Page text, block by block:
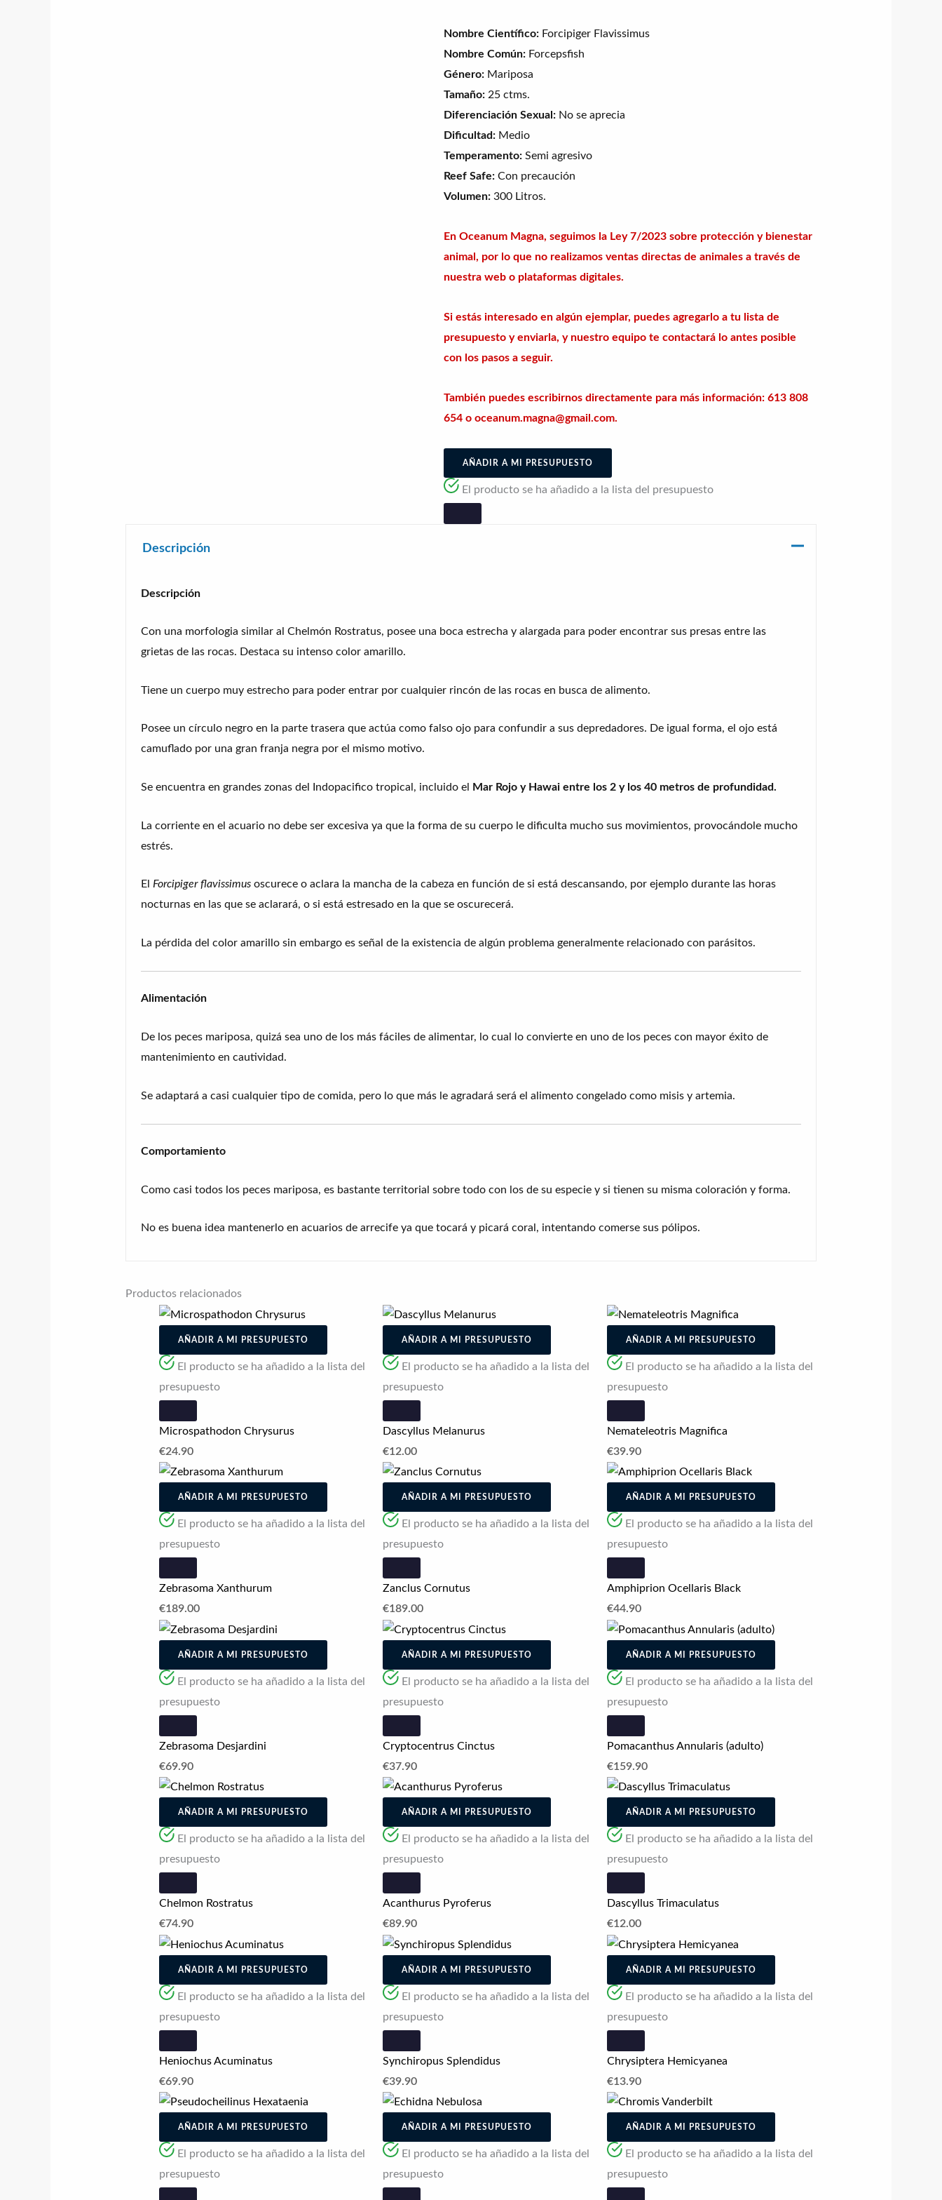
Nombre Científico: Forcipiger Flavissimus
Nombre Común: Forcepsfish
Género: Mariposa
Tamaño: 25 ctms.
Diferenciación Sexual: No se aprecia
Dificultad: Medio
Temperamento: Semi agresivo
Reef Safe: Con precaución
Volumen: 300 Litros.
En Oceanum Magna, seguimos la Ley 7/2023 sobre protección y bienestar
animal, por lo que no realizamos ventas directas de animales a través de
nuestra web o plataformas digitales.
Si estás interesado en algún ejemplar, puedes agregarlo a tu lista de
presupuesto y enviarla, y nuestro equipo te contactará lo antes posible
con los pasos a seguir.
También puedes escribirnos directamente para más información: 613 808
654 o oceanum.magna@gmail.com.
AÑADIR A MI PRESUPUESTO
El producto se ha añadido a la lista del presupuesto
Descripción
Descripción
Con una morfologia similar al Chelmón Rostratus, posee una boca estrecha y alargada para poder encontrar sus presas entre las
grietas de las rocas. Destaca su intenso color amarillo.
Tiene un cuerpo muy estrecho para poder entrar por cualquier rincón de las rocas en busca de alimento.
Posee un círculo negro en la parte trasera que actúa como falso ojo para confundir a sus depredadores. De igual forma, el ojo está
camuflado por una gran franja negra por el mismo motivo.
Se encuentra en grandes zonas del Indopacifico tropical, incluido el Mar Rojo y Hawai entre los 2 y los 40 metros de profundidad.
La corriente en el acuario no debe ser excesiva ya que la forma de su cuerpo le dificulta mucho sus movimientos, provocándole mucho
estrés.
El Forcipiger flavissimusoscurece o aclara la mancha de la cabeza en función de si está descansando, por ejemplo durante las horas
nocturnas en las que se aclarará, o si está estresado en la que se oscurecerá.
La pérdida del color amarillo sin embargo es señal de la existencia de algún problema generalmente relacionado con parásitos.
Alimentación
De los peces mariposa, quizá sea uno de los más fáciles de alimentar, lo cual lo convierte en uno de los peces con mayor éxito de
mantenimiento en cautividad.
Se adaptará a casi cualquier tipo de comida, pero lo que más le agradará será el alimento congelado como misis y artemia.
Comportamiento
Como casi todos los peces mariposa, es bastante territorial sobre todo con los de su especie y si tienen su misma coloración y forma.
No es buena idea mantenerlo en acuarios de arrecife ya que tocará y picará coral, intentando comerse sus pólipos.
Productos relacionados
AÑADIR A MI PRESUPUESTO
El producto se ha añadido a la lista del
presupuesto
Microspathodon Chrysurus
€24.90
AÑADIR A MI PRESUPUESTO
El producto se ha añadido a la lista del
presupuesto
Dascyllus Melanurus
€12.00
AÑADIR A MI PRESUPUESTO
El producto se ha añadido a la lista del
presupuesto
Nemateleotris Magnifica
€39.90
AÑADIR A MI PRESUPUESTO
El producto se ha añadido a la lista del
presupuesto
Zebrasoma Xanthurum
€189.00
AÑADIR A MI PRESUPUESTO
El producto se ha añadido a la lista del
presupuesto
Zanclus Cornutus
€189.00
AÑADIR A MI PRESUPUESTO
El producto se ha añadido a la lista del
presupuesto
Amphiprion Ocellaris Black
€44.90
AÑADIR A MI PRESUPUESTO
El producto se ha añadido a la lista del
presupuesto
Zebrasoma Desjardini
€69.90
AÑADIR A MI PRESUPUESTO
El producto se ha añadido a la lista del
presupuesto
Cryptocentrus Cinctus
€37.90
AÑADIR A MI PRESUPUESTO
El producto se ha añadido a la lista del
presupuesto
Pomacanthus Annularis (adulto)
€159.90
AÑADIR A MI PRESUPUESTO
El producto se ha añadido a la lista del
presupuesto
Chelmon Rostratus
€74.90
AÑADIR A MI PRESUPUESTO
El producto se ha añadido a la lista del
presupuesto
Acanthurus Pyroferus
€89.90
AÑADIR A MI PRESUPUESTO
El producto se ha añadido a la lista del
presupuesto
Dascyllus Trimaculatus
€12.00
AÑADIR A MI PRESUPUESTO
El producto se ha añadido a la lista del
presupuesto
Heniochus Acuminatus
€69.90
AÑADIR A MI PRESUPUESTO
El producto se ha añadido a la lista del
presupuesto
Synchiropus Splendidus
€39.90
AÑADIR A MI PRESUPUESTO
El producto se ha añadido a la lista del
presupuesto
Chrysiptera Hemicyanea
€13.90
AÑADIR A MI PRESUPUESTO
El producto se ha añadido a la lista del
presupuesto
AÑADIR A MI PRESUPUESTO
El producto se ha añadido a la lista del
presupuesto
AÑADIR A MI PRESUPUESTO
El producto se ha añadido a la lista del
presupuesto